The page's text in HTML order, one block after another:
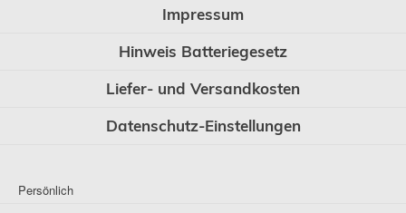
Impressum
Hinweis Batteriegesetz
Liefer- und Versandkosten
Datenschutz-Einstellungen
Persönlich